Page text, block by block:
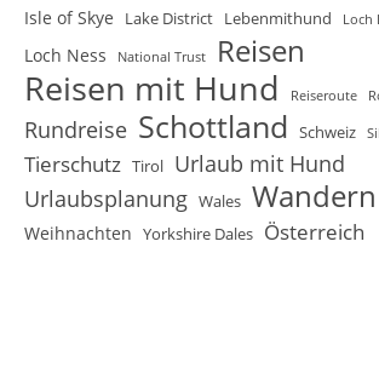
Isle of Skye Lake District Lebenmithund Loch
Loch Ness National Trust Reisen
Reisen mit Hund Reiseroute
Rundreise Schottland Schweiz
Tierschutz Tirol Urlaub mit Hund
Urlaubsplanung Wales
Weihnachten Yorkshire Dales Österreich